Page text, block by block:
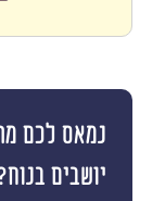
נמאס לכם
יושבים